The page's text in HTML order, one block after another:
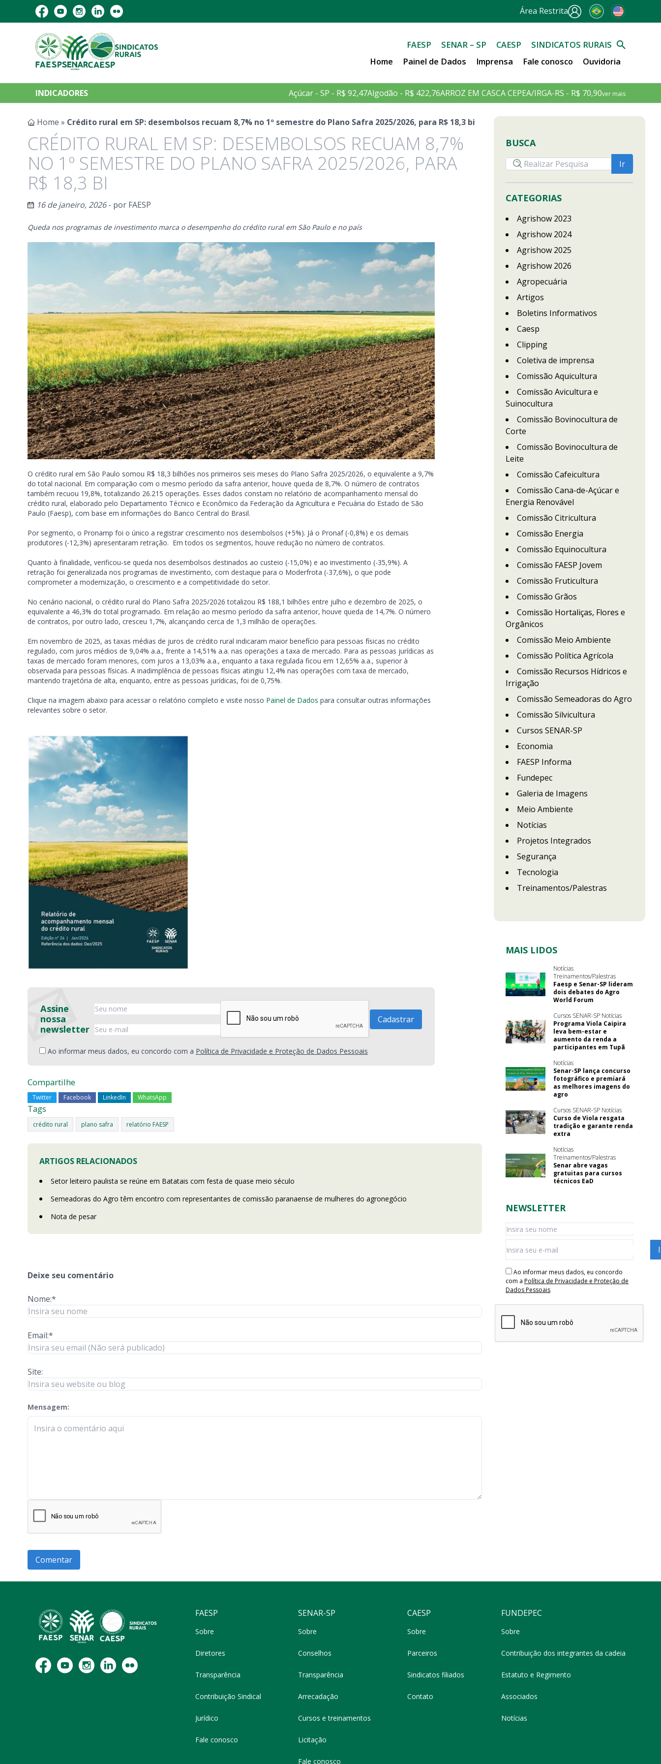
Área Restrita
FAESP SENAR – SP CAESP
SINDICATOS RURAIS
Home
Painel de Dados Imprensa Fale conosco Ouvidoria
INDICADORES Açúcar - SP - R$ 92,47Algodão - R$ 422,76ARROZ EM CASCA CEPEA/IRGA-RS - R$ 70,90ver mais
Home » Crédito rural em SP: desembolsos recuam 8,7% no 1º semestre do Plano Safra 2025/2026, para R$ 18,3 bi
CRÉDITO RURAL EM SP: DESEMBOLSOS RECUAM 8,7%
NO 1º SEMESTRE DO PLANO SAFRA 2025/2026, PARA
R$ 18,3 BI
16 de janeiro, 2026- por FAESP
Queda nos programas de investimento marca o desempenho do crédito rural em São Paulo e no país
O crédito rural em São Paulo somou R$ 18,3 bilhões nos primeiros seis meses do Plano Safra 2025/2026, o equivalente a 9,7%
do total nacional. Em comparação com o mesmo período da safra anterior, houve queda de 8,7%. O número de contratos
também recuou 19,8%, totalizando 26.215 operações. Esses dados constam no relatório de acompanhamento mensal do
crédito rural, elaborado pelo Departamento Técnico e Econômico da Federação da Agricultura e Pecuária do Estado de São
Paulo (Faesp), com base em informações do Banco Central do Brasil.
Por segmento, o Pronamp foi o único a registrar crescimento nos desembolsos (+5%). Já o Pronaf (-0,8%) e os demais
produtores (-12,3%) apresentaram retração. Em todos os segmentos, houve redução no número de contratos.
Quanto à finalidade, verificou-se queda nos desembolsos destinados ao custeio (-15,0%) e ao investimento (-35,9%). A
retração foi generalizada nos programas de investimento, com destaque para o Moderfrota (-37,6%), o que pode
comprometer a modernização, o crescimento e a competitividade do setor.
No cenário nacional, o crédito rural do Plano Safra 2025/2026 totalizou R$ 188,1 bilhões entre julho e dezembro de 2025, o
equivalente a 46,3% do total programado. Em relação ao mesmo período da safra anterior, houve queda de 14,7%. O número
de contratos, por outro lado, cresceu 1,7%, alcançando cerca de 1,3 milhão de operações.
Em novembro de 2025, as taxas médias de juros de crédito rural indicaram maior benefício para pessoas físicas no crédito
regulado, com juros médios de 9,04% a.a., frente a 14,51% a.a. nas operações a taxa de mercado. Para as pessoas jurídicas as
taxas de mercado foram menores, com juros a 13,03% a.a., enquanto a taxa regulada ficou em 12,65% a.a., superior à
observada para pessoas físicas. A inadimplência de pessoas físicas atingiu 12,4% nas operações com taxa de mercado,
mantendo trajetória de alta, enquanto, entre as pessoas jurídicas, foi de 0,75%.
Clique na imagem abaixo para acessar o relatório completo e visite nosso Painel de Dados para consultar outras informações
relevantes sobre o setor.
Assine
nossa
newsletter
Ao informar meus dados, eu concordo com a Política de Privacidade e Proteção de Dados Pessoais
Compartilhe
Twitter Facebook LinkedIn WhatsApp
Tags
crédito rural plano safra relatório FAESP
ARTIGOS RELACIONADOS
Setor leiteiro paulista se reúne em Batatais com festa de quase meio século
Semeadoras do Agro têm encontro com representantes de comissão paranaense de mulheres do agronegócio
Nota de pesar
Deixe seu comentário
Nome:*
Email:*
Site:
Mensagem:
check-terms
BUSCA
CATEGORIAS
Agrishow 2023
Agrishow 2024
Agrishow 2025
Agrishow 2026
Agropecuária
Artigos
Boletins Informativos
Caesp
Clipping
Coletiva de imprensa
Comissão Aquicultura
Comissão Avicultura e
Suinocultura
Comissão Bovinocultura de
Corte
Comissão Bovinocultura de
Leite
Comissão Cafeicultura
Comissão Cana-de-Açúcar e
Energia Renovável
Comissão Citricultura
Comissão Energia
Comissão Equinocultura
Comissão FAESP Jovem
Comissão Fruticultura
Comissão Grãos
Comissão Hortaliças, Flores e
Orgânicos
Comissão Meio Ambiente
Comissão Política Agrícola
Comissão Recursos Hídricos e
Irrigação
Comissão Semeadoras do Agro
Comissão Silvicultura
Cursos SENAR-SP
Economia
FAESP Informa
Fundepec
Galeria de Imagens
Meio Ambiente
Notícias
Projetos Integrados
Segurança
Tecnologia
Treinamentos/Palestras
MAIS LIDOS
Notícias
Treinamentos/Palestras
Faesp e Senar-SP lideram
dois debates do Agro
World Forum
Cursos SENAR-SP Notícias
Programa Viola Caipira
leva bem-estar e
aumento da renda a
participantes em Tupã
Notícias
Senar-SP lança concurso
fotográfico e premiará
as melhores imagens do
agro
Cursos SENAR-SP Notícias
Curso de Viola resgata
tradição e garante renda
extra
Notícias
Treinamentos/Palestras
Senar abre vagas
gratuitas para cursos
técnicos EaD
NEWSLETTER
Ao informar meus dados, eu concordo
com a Política de Privacidade e Proteção de
Dados Pessoais
FAESP
Sobre
Diretores
Transparência
Contribuição Sindical
Jurídico
Fale conosco
SENAR-SP
Sobre
Conselhos
Transparência
Arrecadação
Cursos e treinamentos
Licitação
Fale conosco
CAESP
Sobre
Parceiros
Sindicatos filiados
Contato
FUNDEPEC
Sobre
Contribuição dos integrantes da cadeia
Estatuto e Regimento
Associados
Notícias